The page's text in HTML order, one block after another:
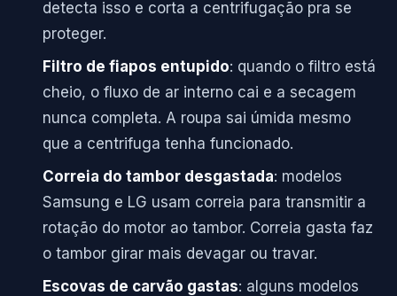
detecta isso e corta a centrifugação pra se
proteger.
Filtro de fiapos entupido: quando o filtro está
cheio, o fluxo de ar interno cai e a secagem
nunca completa. A roupa sai úmida mesmo
que a centrifuga tenha funcionado.
Correia do tambor desgastada: modelos
Samsung e LG usam correia para transmitir a
rotação do motor ao tambor. Correia gasta faz
o tambor girar mais devagar ou travar.
Escovas de carvão gastas: alguns modelos